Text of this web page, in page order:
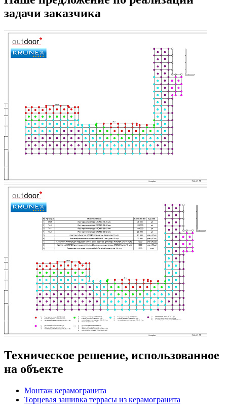
задачи заказчика
Техническое решение, использованное
на объекте
Монтаж керамогранита
Торцевая зашивка террасы из керамогранита